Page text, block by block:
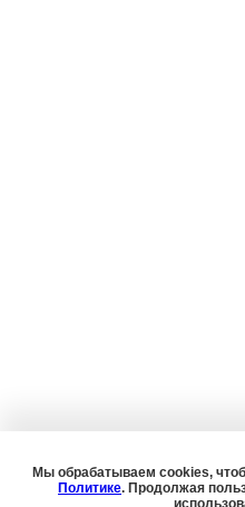
Мы обрабатываем cookies,
Политике. Продолжая